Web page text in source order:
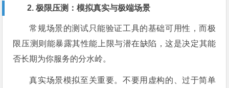
2. 极限压测：模拟真实与极端场景
常规场景的测试只能验证工具的基础可用性，而极
限压测则能暴露其性能上限与潜在缺陷，这是决定其能
否长期为你服务的分水岭。
真实场景模拟至关重要。不要用虚构的、过于简单